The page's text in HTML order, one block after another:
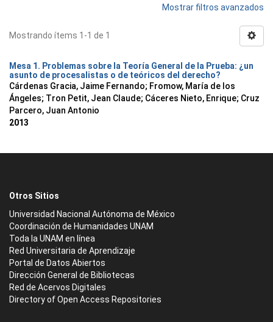
Mostrar filtros avanzados
Mostrando ítems 1-1 de 1
Mesa 1. Problemas sobre la Teoría General de la Prueba: ¿un
asunto de procesalistas o de teóricos del derecho?
Cárdenas Gracia, Jaime Fernando; Fromow, María de los
Ángeles; Tron Petit, Jean Claude; Cáceres Nieto, Enrique; Cruz
Parcero, Juan Antonio
2013
Otros Sitios
Universidad Nacional Autónoma de México
Coordinación de Humanidades UNAM
Toda la UNAM en línea
Red Universitaria de Aprendizaje
Portal de Datos Abiertos
Dirección General de Bibliotecas
Red de Acervos Digitales
Directory of Open Access Repositories